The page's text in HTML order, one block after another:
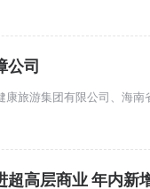
公司
高层商业 年内新